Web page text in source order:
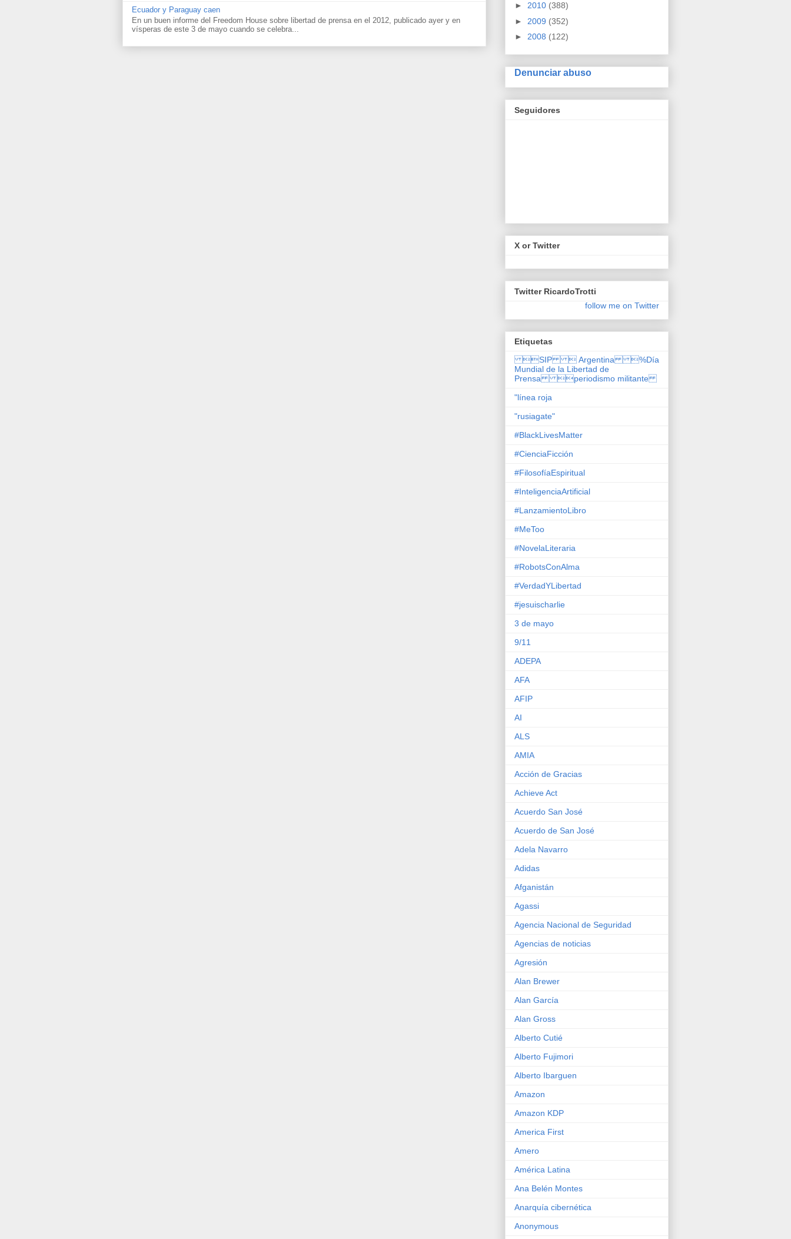
Ecuador y Paraguay caen
En un buen informe del Freedom House sobre libertad de prensa en el 2012, publicado ayer y en
vísperas de este 3 de mayo cuando se celebra...
► 2010 (388)
► 2009 (352)
► 2008 (122)
Denunciar abuso
Seguidores
X or Twitter
Twitter RicardoTrotti
follow me on Twitter
Etiquetas
SIP  Argentina %Día
Mundial de la Libertad de
Prensa periodismo militante
"línea roja
"rusiagate"
#BlackLivesMatter
#CienciaFicción
#FilosofíaEspiritual
#InteligenciaArtificial
#LanzamientoLibro
#MeToo
#NovelaLiteraria
#RobotsConAlma
#VerdadYLibertad
#jesuischarlie
3 de mayo
9/11
ADEPA
AFA
AFIP
AI
ALS
AMIA
Acción de Gracias
Achieve Act
Acuerdo San José
Acuerdo de San José
Adela Navarro
Adidas
Afganistán
Agassi
Agencia Nacional de Seguridad
Agencias de noticias
Agresión
Alan Brewer
Alan García
Alan Gross
Alberto Cutié
Alberto Fujimori
Alberto Ibarguen
Amazon
Amazon KDP
America First
Amero
América Latina
Ana Belén Montes
Anarquía cibernética
Anonymous